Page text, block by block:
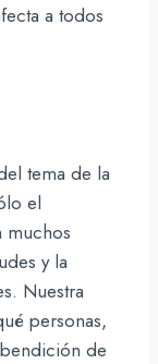
a todos
tema de la
el
y la
Nuestra
personas,
de